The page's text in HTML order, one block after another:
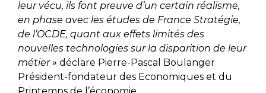
leur vécu, ils font preuve d’un certain réalisme,
en phase avec les études de France Stratégie,
de l’OCDE, quant aux effets limités des
nouvelles technologies sur la disparition de leur
métier » déclare Pierre-Pascal Boulanger
Président-fondateur des Economiques et du